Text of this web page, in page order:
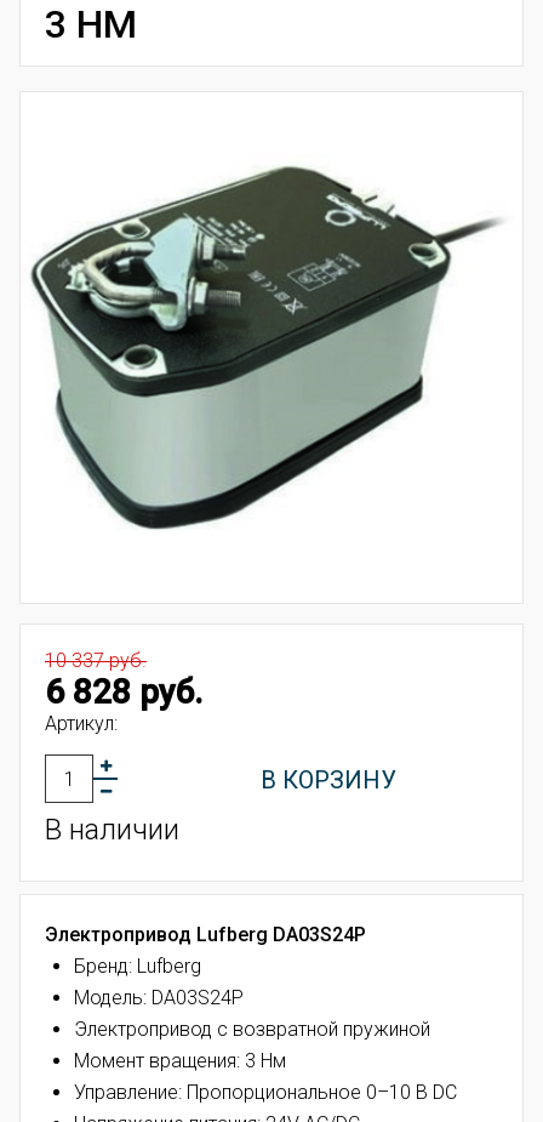
3 НМ
10 337 руб.
6 828 руб.
Артикул:
В КОРЗИНУ
В наличии
Электропривод Lufberg DA03S24P
Бренд: Lufberg
Модель: DA03S24P
Электропривод с возвратной пружиной
Момент вращения: 3 Нм
Управление: Пропорциональное 0–10 В DC